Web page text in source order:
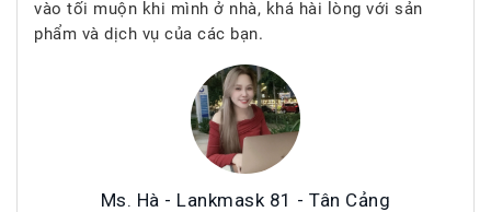
vào tối muộn khi mình ở nhà, khá hài lòng với sản
phẩm và dịch vụ của các bạn.
Ms. Hà - Lankmask 81 - Tân Cảng